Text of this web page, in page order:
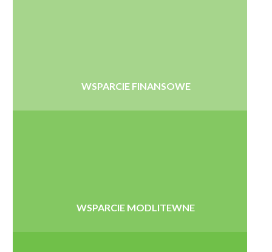
WSPARCIE FINANSOWE
WSPARCIE MODLITEWNE